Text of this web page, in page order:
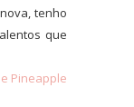
tenho
que
Pineapple